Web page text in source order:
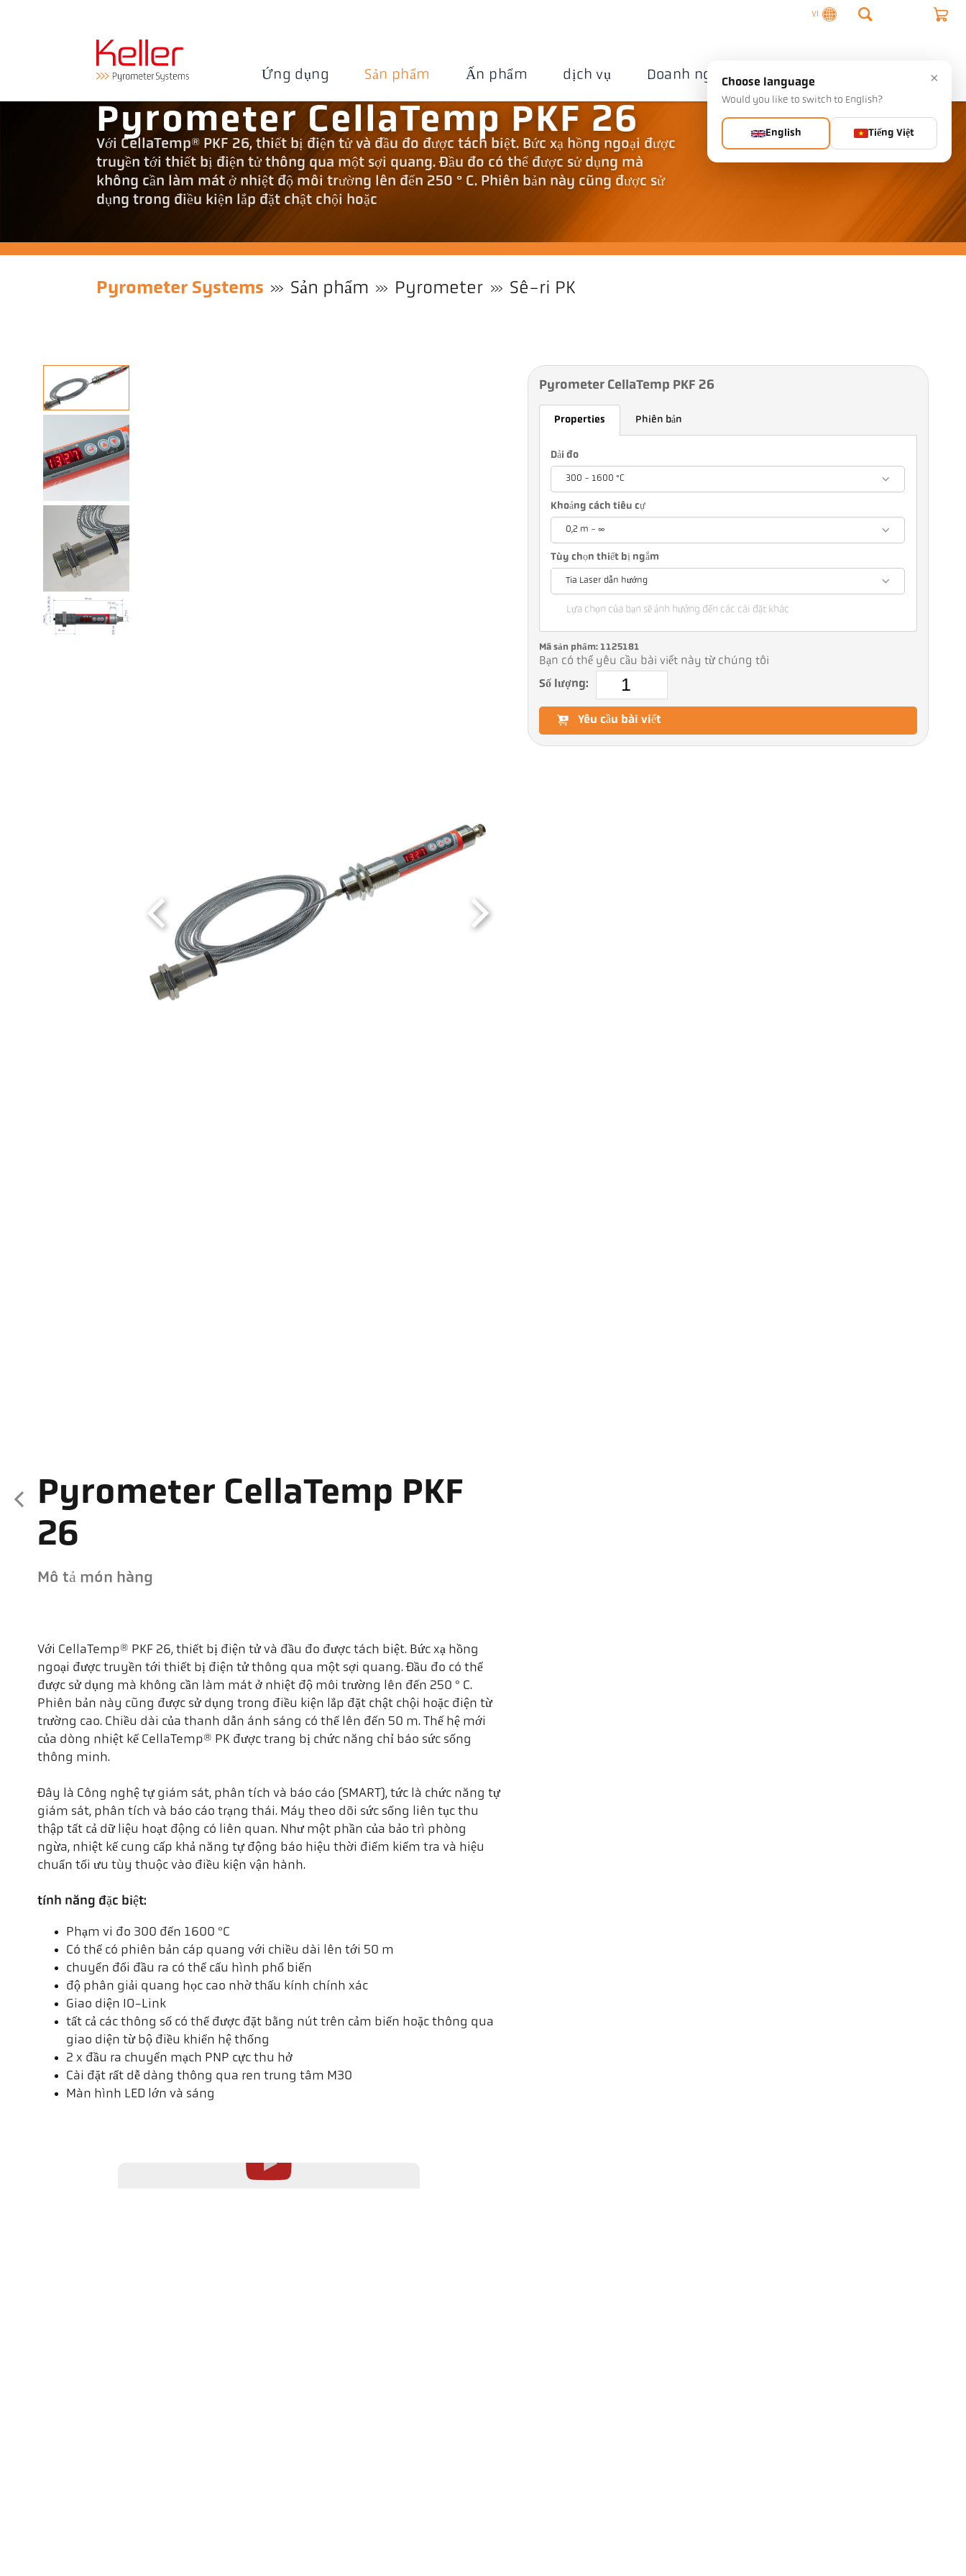
VI
Ứng dụng Sản phẩm Ấn phẩm dịch vụ Doanh nghiệp Liên hệ
Pyrometer CellaTemp PKF 26
Với CellaTemp® PKF 26, thiết bị điện tử và đầu đo được tách biệt. Bức xạ hồng ngoại được
truyền tới thiết bị điện tử thông qua một sợi quang. Đầu đo có thể được sử dụng mà
không cần làm mát ở nhiệt độ môi trường lên đến 250 ° C. Phiên bản này cũng được sử
dụng trong điều kiện lắp đặt chật chội hoặc
Pyrometer Systems Sản phẩm Pyrometer Sê-ri PK
Pyrometer CellaTemp PKF
26
Mô tả món hàng
Với CellaTemp® PKF 26, thiết bị điện tử và đầu đo được tách biệt. Bức xạ hồng
ngoại được truyền tới thiết bị điện tử thông qua một sợi quang. Đầu đo có thể
được sử dụng mà không cần làm mát ở nhiệt độ môi trường lên đến 250 ° C.
Phiên bản này cũng được sử dụng trong điều kiện lắp đặt chật chội hoặc điện từ
trường cao. Chiều dài của thanh dẫn ánh sáng có thể lên đến 50 m. Thế hệ mới
của dòng nhiệt kế CellaTemp® PK được trang bị chức năng chỉ báo sức sống
thông minh.
Đây là Công nghệ tự giám sát, phân tích và báo cáo (SMART), tức là chức năng tự
giám sát, phân tích và báo cáo trạng thái. Máy theo dõi sức sống liên tục thu
thập tất cả dữ liệu hoạt động có liên quan. Như một phần của bảo trì phòng
ngừa, nhiệt kế cung cấp khả năng tự động báo hiệu thời điểm kiểm tra và hiệu
chuẩn tối ưu tùy thuộc vào điều kiện vận hành.
tính năng đặc biệt:
Phạm vi đo 300 đến 1600 °C
Có thể có phiên bản cáp quang với chiều dài lên tới 50 m
chuyển đổi đầu ra có thể cấu hình phổ biến
độ phân giải quang học cao nhờ thấu kính chính xác
Giao diện IO-Link
tất cả các thông số có thể được đặt bằng nút trên cảm biến hoặc thông qua
giao diện từ bộ điều khiển hệ thống
2 x đầu ra chuyển mạch PNP cực thu hở
Cài đặt rất dễ dàng thông qua ren trung tâm M30
Màn hình LED lớn và sáng
Pyrometer CellaTemp PKF 26
Properties Phiên bản
Dải đo
300 - 1600 °C
Khoảng cách tiêu cự
0,2 m - ∞
Tùy chọn thiết bị ngắm
Tia Laser dẫn hướng
Lựa chọn của bạn sẽ ảnh hưởng đến các cài đặt khác
Mã sản phẩm: 1125181
Bạn có thể yêu cầu bài viết này từ chúng tôi
Số lượng:
Yêu cầu bài viết
×
Choose language
Would you like to switch to English?
English Tiếng Việt